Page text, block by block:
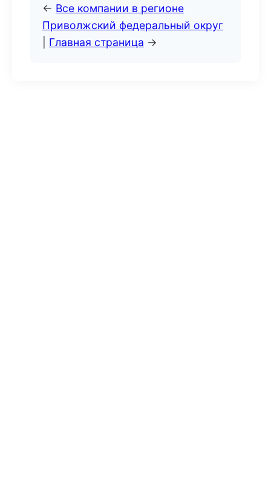
← Все компании в регионе
Приволжский федеральный округ
Главная страница →